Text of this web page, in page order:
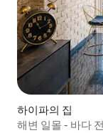
하이파의 집
해변 일몰 - 바다